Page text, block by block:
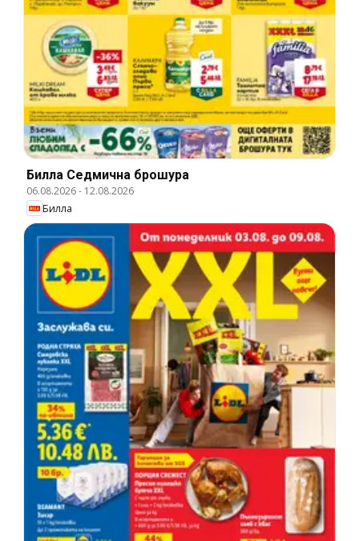
Билла Cедмична брошура
06.08.2026- 12.08.2026
Билла